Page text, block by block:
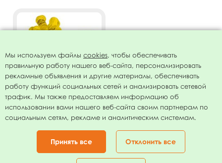
20см Пневмохлопушка Gold
конфетти
146.00руб.
Мы используем файлы cookies, чтобы обеспечивать
правильную работу нашего веб-сайта, персонализировать
рекламные объявления и другие материалы, обеспечивать
работу функций социальных сетей и анализировать сетевой
трафик. Мы также предоставляем информацию об
использовании вами нашего веб-сайта своим партнерам по
социальным сетям, рекламе и аналитическим системам.
Принять все Отклонить все